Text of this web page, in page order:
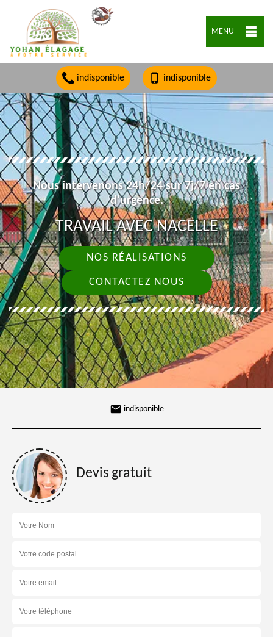
MENU
indisponible indisponible
Nous intervenons 24h/24 sur 7j/7 en cas
d'urgence.
TRAVAIL AVEC NACELLE
NOS RÉALISATIONS
CONTACTEZ NOUS
indisponible
Devis gratuit